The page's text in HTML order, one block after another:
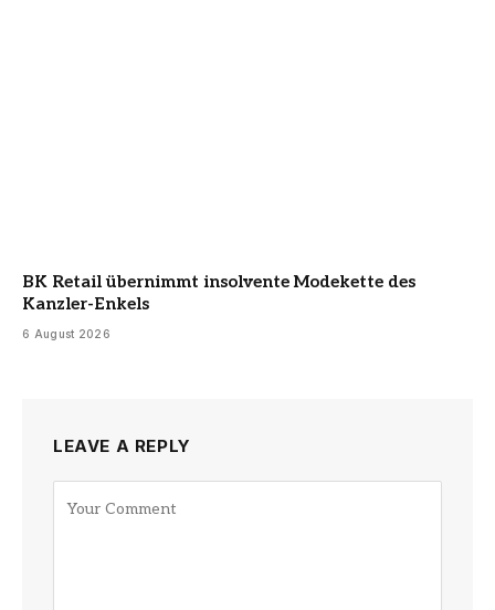
BK Retail übernimmt insolvente Modekette des
Kanzler-Enkels
6 August 2026
LEAVE A REPLY